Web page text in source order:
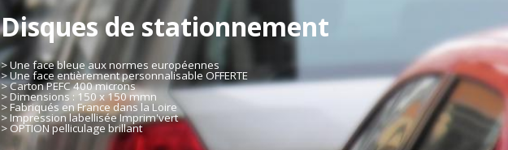
Disques de stationnement
> Une face bleue aux normes européennes
> Une face entièrement personnalisable OFFERTE
> Carton PEFC 400 microns
> Dimensions : 150 x 150 mmn
> Fabriqués en France dans la Loire
> Impression labellisée Imprim'vert
> OPTION pelliculage brillant